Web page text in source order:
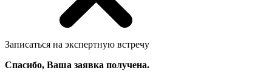
Записаться на экспертную встречу
Спасибо, Ваша заявка получена.